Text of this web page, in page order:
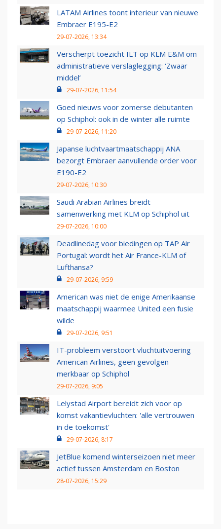
LATAM Airlines toont interieur van nieuwe
Embraer E195-E2
29-07-2026, 13:34
Verscherpt toezicht ILT op KLM E&M om
administratieve verslaglegging: ‘Zwaar
middel’
29-07-2026, 11:54
Goed nieuws voor zomerse debutanten
op Schiphol: ook in de winter alle ruimte
29-07-2026, 11:20
Japanse luchtvaartmaatschappij ANA
bezorgt Embraer aanvullende order voor
E190-E2
29-07-2026, 10:30
Saudi Arabian Airlines breidt
samenwerking met KLM op Schiphol uit
29-07-2026, 10:00
Deadlinedag voor biedingen op TAP Air
Portugal: wordt het Air France-KLM of
Lufthansa?
29-07-2026, 9:59
American was niet de enige Amerikaanse
maatschappij waarmee United een fusie
wilde
29-07-2026, 9:51
IT-probleem verstoort vluchtuitvoering
American Airlines, geen gevolgen
merkbaar op Schiphol
29-07-2026, 9:05
Lelystad Airport bereidt zich voor op
komst vakantievluchten: 'alle vertrouwen
in de toekomst'
29-07-2026, 8:17
JetBlue komend winterseizoen niet meer
actief tussen Amsterdam en Boston
28-07-2026, 15:29